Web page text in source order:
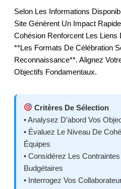
Selon Les Informations
Site Génèrent Un Impact
Cohésion Renforcent Les Liens
**les Formats De Célébration
Reconnaissance**. Alignez
Objectifs Fondamentaux.
Critères De Sélection
• Analysez D’abord Vos
• Évaluez Le Niveau De
Équipes
• Considérez Les
Budgétaires
• Interrogez Vos